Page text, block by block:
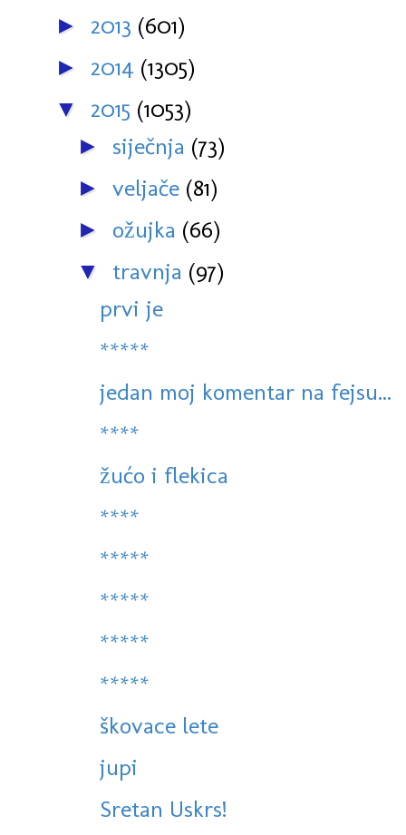
► 2013 (601)
► 2014 (1305)
▼ 2015 (1053)
► siječnja (73)
► veljače (81)
► ožujka (66)
▼ travnja (97)
prvi je
*****
jedan moj komentar na fejsu...
****
žućo i flekica
****
*****
*****
*****
*****
škovace lete
jupi
Sretan Uskrs!